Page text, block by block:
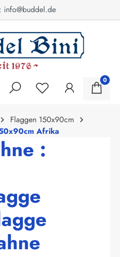
info@buddel.de
0
Flaggen 150x90cm
Afrika
: